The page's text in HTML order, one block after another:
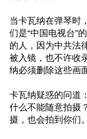
当卡瓦纳在弹琴时
们是“中国电视台”
的人，因为中共法
被入镜，也不许收
纳必须删除这些画
卡瓦纳疑惑的问道
什么不能随意拍摄
摄，也会拍到你们